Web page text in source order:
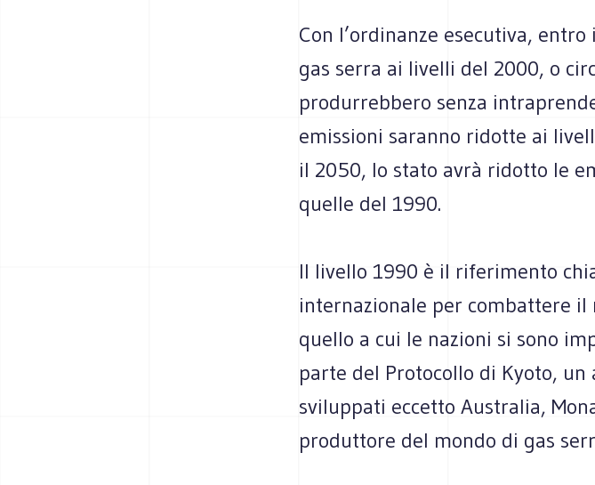
Con l’ordinanze esecutiva,
gas serra ai livelli del 2000, o
produrrebbero senza
emissioni saranno ridotte ai
il 2050, lo stato avrà ridotto le
quelle del 1990.
Il livello 1990 è il riferimento
internazionale per combattere
quello a cui le nazioni si sono
parte del Protocollo di Kyoto,
sviluppati eccetto Australia,
produttore del mondo di gas